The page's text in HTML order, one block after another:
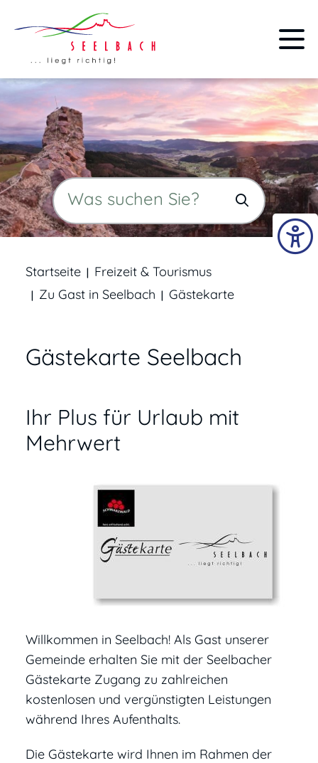
Startseite
Freizeit & Tourismus
Zu Gast in Seelbach
Gästekarte
Gästekarte Seelbach
Ihr Plus für Urlaub mit
Mehrwert
Willkommen in Seelbach! Als Gast unserer
Gemeinde erhalten Sie mit der Seelbacher
Gästekarte Zugang zu zahlreichen
kostenlosen und vergünstigten Leistungen
während Ihres Aufenthalts.
Die Gästekarte wird Ihnen im Rahmen der